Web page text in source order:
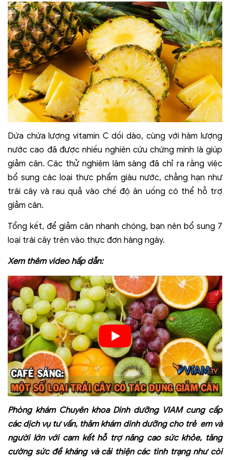
Dứa chứa lượng vitamin C dồi dào, cùng với hàm lượng
nước cao đã được nhiều nghiên cứu chứng minh là giúp
giảm cân. Các thử nghiệm lâm sàng đã chỉ ra rằng việc
bổ sung các loại thực phẩm giàu nước, chẳng hạn như
trái cây và rau quả vào chế độ ăn uống có thể hỗ trợ
giảm cân.
Tổng kết, để giảm cân nhanh chóng, bạn nên bổ sung 7
loại trái cây trên vào thực đơn hàng ngày.
Xem thêm video hấp dẫn:
Phòng khám Chuyên khoa Dinh dưỡng VIAM cung cấp
các dịch vụ tư vấn, thăm khám dinh dưỡng cho trẻ em và
người lớn với cam kết hỗ trợ nâng cao sức khỏe, tăng
cường sức đề kháng và cải thiện các tình trạng như còi